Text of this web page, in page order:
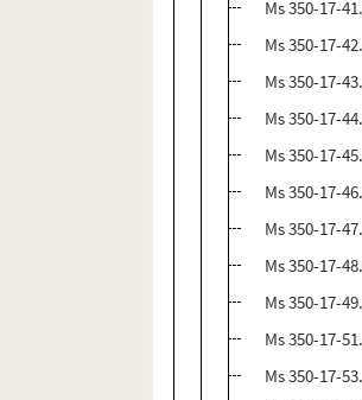
Ms 350-17-
Ms 350-17-
Ms 350-17-
Ms 350-17-
Ms 350-17-
Ms 350-17-
Ms 350-17-
Ms 350-17-
Ms 350-17-
Ms 350-17-
Ms 350-17-